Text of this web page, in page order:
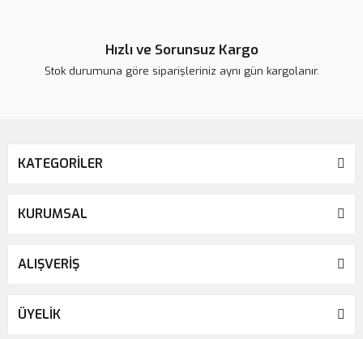
Hızlı ve Sorunsuz Kargo
Stok durumuna göre siparişleriniz aynı gün kargolanır.
KATEGORİLER
KURUMSAL
ALIŞVERİŞ
ÜYELİK